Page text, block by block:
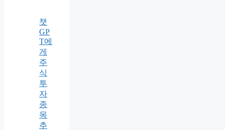
챗
GP
T에
게
주
식
투
자
종
목
추